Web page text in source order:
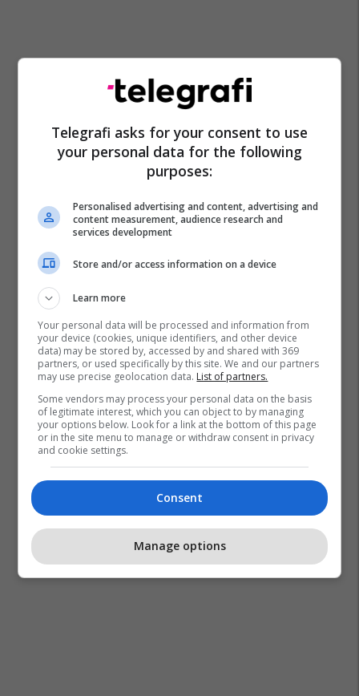
Telegrafi asks for your consent to use
your personal data for the following
purposes:
Personalised advertising and content, advertising and
content measurement, audience research and
services development
Store and/or access information on a device
Learn more
Your personal data will be processed and information from
your device (cookies, unique identifiers, and other device
data) may be stored by, accessed by and shared with 369
partners, or used specifically by this site. We and our partners
may use precise geolocation data. List of partners.
Some vendors may process your personal data on the basis
of legitimate interest, which you can object to by managing
your options below. Look for a link at the bottom of this page
or in the site menu to manage or withdraw consent in privacy
and cookie settings.
Consent
Manage options